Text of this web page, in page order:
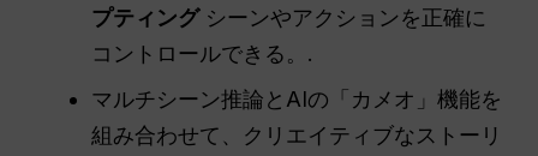
プティングシーンやアクションを正確に
コントロールできる。.
マルチシーン推論とAIの「カメオ」機能を
組み合わせて、クリエイティブなストーリ